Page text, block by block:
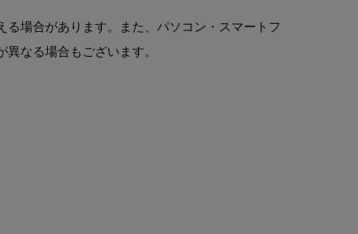
場合があります。また、パソコン・スマートフ
なる場合もございます。